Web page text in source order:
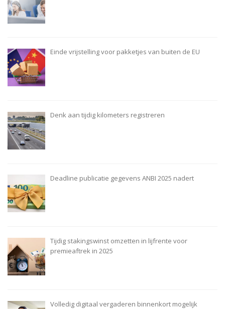
Einde vrijstelling voor pakketjes van buiten de EU
Denk aan tijdig kilometers registreren
Deadline publicatie gegevens ANBI 2025 nadert
Tijdig stakingswinst omzetten in lijfrente voor
premieaftrek in 2025
Volledig digitaal vergaderen binnenkort mogelijk